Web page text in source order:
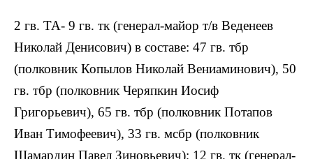
2 гв. ТА- 9 гв. тк (генерал-майор т/в Веденеев
Николай Денисович) в составе: 47 гв. тбр
(полковник Копылов Николай Вениаминович), 50
гв. тбр (полковник Черяпкин Иосиф
Григорьевич), 65 гв. тбр (полковник Потапов
Иван Тимофеевич), 33 гв. мсбр (полковник
Шамардин Павел Зиновьевич); 12 гв. тк (генерал-